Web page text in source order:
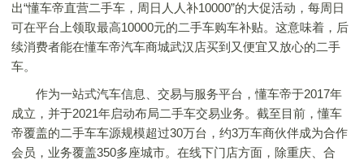
出“懂车帝直营二手车，周日人人补10000”的大促活动，每周日
可在平台上领取最高10000元的二手车购车补贴。这意味着，后
续消费者能在懂车帝汽车商城武汉店买到又便宜又放心的二手
车。
作为一站式汽车信息、交易与服务平台，懂车帝于2017年
成立，并于2021年启动布局二手车交易业务。截至目前，懂车
帝覆盖的二手车车源规模超过30万台，约3万车商伙伴成为合作
会员，业务覆盖350多座城市。在线下门店方面，除重庆、合